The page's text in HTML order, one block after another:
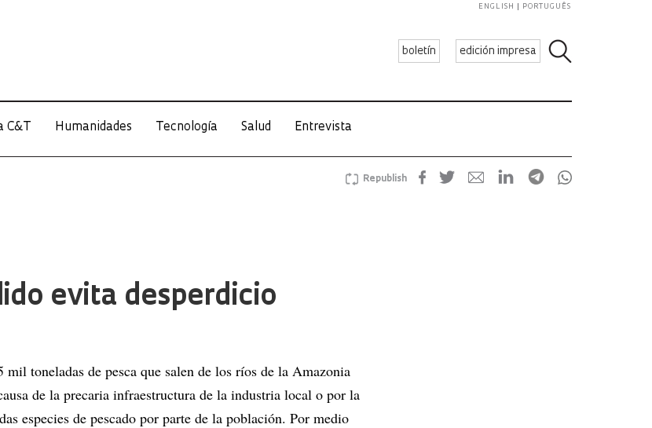
boletín edición impresa
ENGLISH PORTUGUÊS
C&T Humanidades Tecnología Salud Entrevista
Republish
evita desperdicio
toneladas de pesca que salen de los ríos de la Amazonia
de la precaria infraestructura de la industria local o por la
especies de pescado por parte de la población. Por medio